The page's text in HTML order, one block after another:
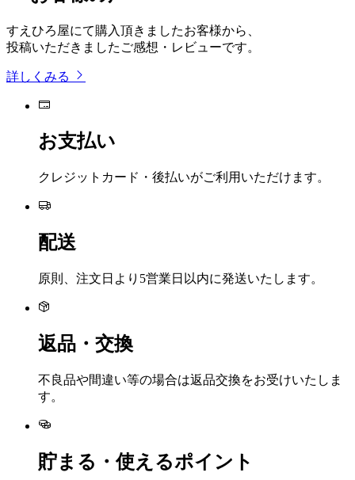
すえひろ屋にて購入頂きましたお客様から、
投稿いただきましたご感想・レビューです。
詳しくみる
お支払い
クレジットカード・後払いがご利用いただけます。
配送
原則、注文日より5営業日以内に発送いたします。
返品・交換
不良品や間違い等の場合は返品交換をお受けいたしま
す。
貯まる・使えるポイント